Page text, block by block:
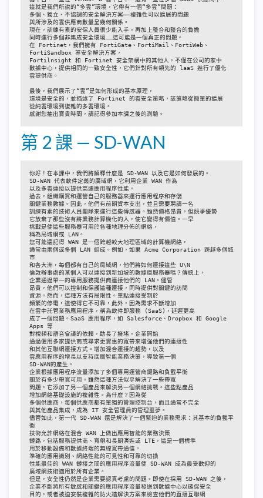
這就是我們所說的“多雲”環境，它帶有一個“多雲”問題：
多個、獨立、不協調的安全解決方案——複雜性可以擴展的問題
與所涉及的雲供應商數量呈幾何關係。
現在，訓練有素的安保人員很少能入手。再加上整合和整合的負擔
同時運行多個非集成安全環境……這可能是一個真正的問題。
在 Fortinet，我們擁有 FortiGate、FortiMail、FortiWeb、
FortiSandbox 等安全解決方案，
Fortilnsight 和 Fortinet 安全架構中的其他人，不僅在公司的家中
數據中心，提供相同的一致安全性，它們針對所有領先的 laaS 進行了優化
雲提供商。
最後，我們展示了“雲”是如何形成的基本原理，
環境是安全的，並描述了 Fortinet 的雲安全策略，該策略從簡單的擴展
從純雲環境到復雜的多雲環境。
感謝您抽出寶貴時間，請記得參加本課之後的測驗。
第 2 課 — SD-WAN
你好！在本課中，我們將解釋什麼是 SD-WAN 以及它是如何發展的。
SD-WAN 代表軟件定義的廣域網，它利用企業 WAN 作為
以及多雲連接以提供高速應用程序性能。
過去，組織購買和運營自己的服務器來運行應用程序和存儲
關鍵業務數據。因此，他們有前期資本支出，並且需要聘請一名
訓練有素的技術人員團隊來運行這些傳感器。雖然價格昂貴，但競爭優勢
它放棄了那些沒有將業務計算機化的人，使它變得有價值。一早
挑戰是使這些服務器可用於各種地理分佈的網絡，
稱為局域網或 LAN。
您可能還記得 WAN 是一個跨越較大地理區域的計算機網絡，
通常由兩個或多個 LAN 組成。例如，如果 Acme Corporation 跨越多個城
市
和各大洲，每個都有自己的局域網，他們將如何連接這些 U\N
倫敦辦事處的某個人可以連接到新加坡的數據庫服務器嗎？傳統上，
企業通過單一的專用服務提供商連接他們的 LAN。儘管
昂貴，他們可以控制和保護這種連接，同時提供對關鍵的訪問
資源。然而，這種方法有局限性。單點連接受制於
頻繁的停電，這使得它不可靠，此外，因為需求不斷增加
在雲中託管業務應用程序，稱為軟件即服務 (SaaS)，延遲更高
成了一個問題。SaaS 應用程序，如 Salesforce、Dropbox 和 Google
Apps 等
對視頻和語音會議的依賴，助長了擁堵。企業開始
通過僱用多家提供商或尋求更實惠的寬帶來增強他們的連接性
和其他互聯網連接方式。增加混合連接的趨勢，以及
雲應用程序的增長以支持底層智能業務決策，導致第一個
SD-WAN的產生。
企業根據應用程序流量添加了多個專用運營商鏈路和負載平衡
關於有多少帶寬可用。雖然這種方法似乎解決了一些帶寬
問題，它添加了另一個產品來解決另一個網絡挑戰。這些點產品
增加網絡基礎設施的複雜性。為什麼？因為從
多個供應商，每個供應商都有單獨的管理控制台，而且通常不完全
與其他產品集成，成為 IT 安全管理員的管理噩夢。
儘管如此，第一代 SD-WAN 還是解決了一個緊迫的業務需求：其基本的負載平
衡
技術允許網絡在混合 WAN 上做出應用智能的業務決策
鏈路，包括服務提供商、寬帶和長期演進或 LTE，這是一個標準
用於移動設備和數據終端的無線寬帶通信。
準確的應用識別、網絡性能的可見性和可靠的切換
性能最佳的 WAN 鏈接之間的應用程序流量使 SD-WAN 成為最受歡迎的
廣域網技術適用於所有企業。
但是，安全性仍然是企業需要認真考慮的問題。即使在採用 SD-WAN 之後，
企業不斷將所有敏感和關鍵的應用程序流量發送到數據中心以確保安全
目的，或者被迫安裝複雜的防火牆解決方案來檢查他們的直接互聯網